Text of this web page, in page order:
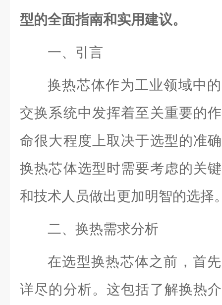
型的全面指南和实用建议。
一、引言
换热芯体作为工业领域中
交换系统中发挥着至关重要的
命很大程度上取决于选型的准
换热芯体选型时需要考虑的关
和技术人员做出更加明智的选择
二、换热需求分析
在选型换热芯体之前，首
详尽的分析。这包括了解换热